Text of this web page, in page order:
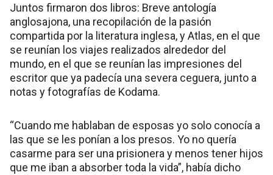
Juntos firmaron dos libros: Breve antología
anglosajona, una recopilación de la pasión
compartida por la literatura inglesa, y Atlas, en el que
se reunían los viajes realizados alrededor del
mundo, en el que se reunían las impresiones del
escritor que ya padecía una severa ceguera, junto a
notas y fotografías de Kodama.
“Cuando me hablaban de esposas yo solo conocía a
las que se les ponían a los presos. Yo no quería
casarme para ser una prisionera y menos tener hijos
que me iban a absorber toda la vida”, había dicho